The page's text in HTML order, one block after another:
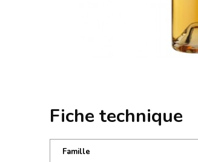
Fiche technique
Famille